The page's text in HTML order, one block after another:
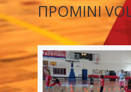
ΠΡΟΜΙΝΙ